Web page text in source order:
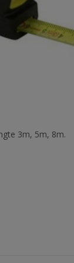
3m, 5m, 8m.